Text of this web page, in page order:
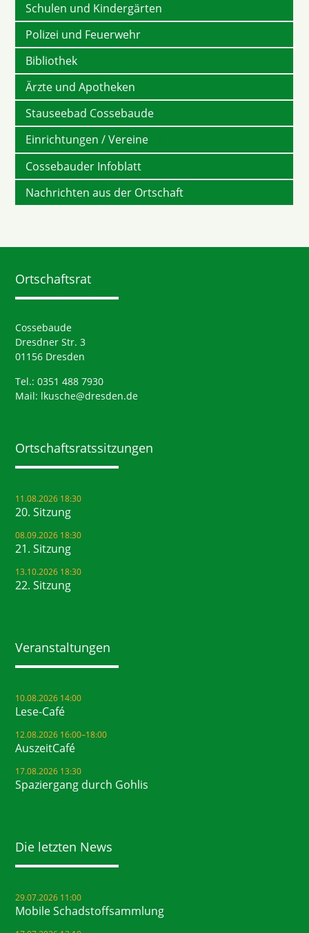
Schulen und Kindergärten
Polizei und Feuerwehr
Bibliothek
Ärzte und Apotheken
Stauseebad Cossebaude
Einrichtungen / Vereine
Cossebauder Infoblatt
Nachrichten aus der Ortschaft
Ortschaftsrat
Cossebaude
Dresdner Str. 3
01156 Dresden
Tel.: 0351 488 7930
Mail: lkusche@dresden.de
Ortschaftsrats­sitzungen
11.08.2026 18:30
20. Sitzung
08.09.2026 18:30
21. Sitzung
13.10.2026 18:30
22. Sitzung
Veranstaltungen
10.08.2026 14:00
Lese-Café
12.08.2026 16:00–18:00
AuszeitCafé
17.08.2026 13:30
Spaziergang durch Gohlis
Die letzten News
29.07.2026 11:00
Mobile Schadstoffsammlung